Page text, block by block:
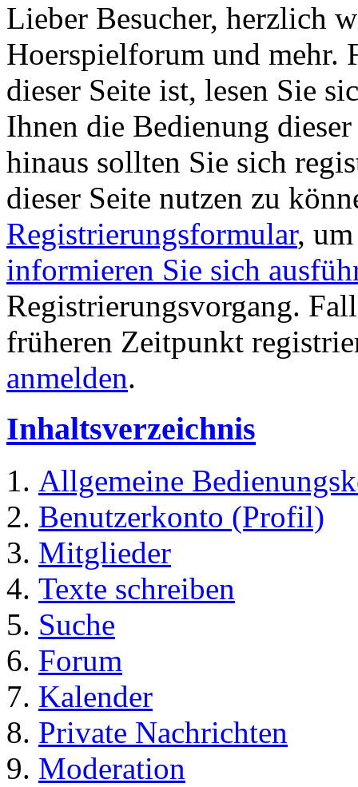
Lieber Besucher, herzlich
Hoerspielforum und mehr.
dieser Seite ist, lesen Sie
Ihnen die Bedienung
hinaus sollten Sie sich
dieser Seite nutzen zu
Registrierungsformular,
informieren Sie sich
Registrierungsvorgang.
früheren Zeitpunkt
anmelden.
Inhaltsverzeichnis
Allgemeine
Benutzerkonto (Profil)
Mitglieder
Texte schreiben
Suche
Forum
Kalender
Private Nachrichten
Moderation